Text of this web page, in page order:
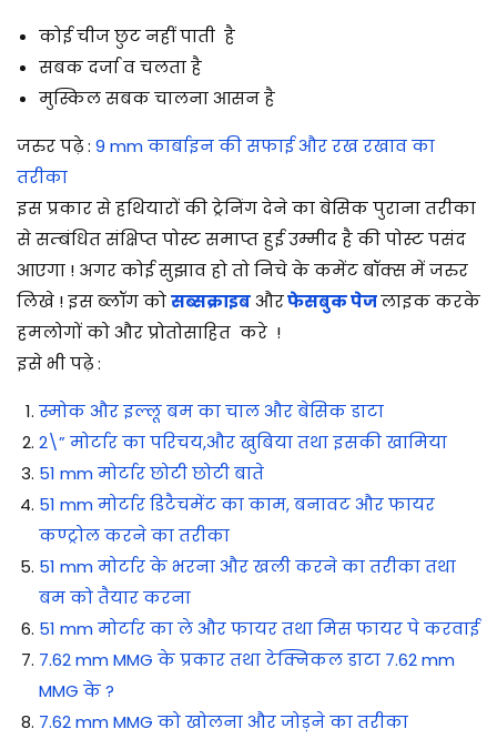
कोई चीज छुट नहीं पाती है
सबक दर्जा व चलता है
मुस्किल सबक चालना आसन है
जरुर पढ़े : 9 mm कार्बाइन की सफाई और रख रखाव का
तरीका
इस प्रकार से हथियारों की ट्रेनिंग देने का बेसिक पुराना तरीका
से सम्बंधित संक्षिप्त पोस्ट समाप्त हुई उम्मीद है की पोस्ट पसंद
आएगा ! अगर कोई सुझाव हो तो निचे के कमेंट बॉक्स में जरुर
लिखे ! इस ब्लॉग कोसब्सक्राइबऔरफेसबुक पेजलाइक करके
हमलोगों को और प्रोतोसाहित करे !
इसे भी पढ़े :
स्मोक और इल्लू बम का चाल और बेसिक डाटा
2\” मोर्टार का परिचय,और खुबिया तथा इसकी खामिया
51 mm मोर्टार छोटी छोटी बाते
51 mm मोर्टार डिटैचमेंट का काम, बनावट और फायर
कण्ट्रोल करने का तरीका
51 mm मोर्टार के भरना और खली करने का तरीका तथा
बम को तैयार करना
51 mm मोर्टार का ले और फायर तथा मिस फायर पे करवाई
7.62 mm MMG के प्रकार तथा टेक्निकल डाटा 7.62 mm
MMG के ?
7.62 mm MMG को खोलना और जोड़ने का तरीका